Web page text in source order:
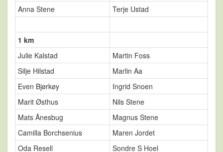
Anna Stene
Terje Ustad
1 km
Julie Kalstad
Martin Foss
Silje Hilstad
Marlin Aa
Even Bjørkøy
Ingrid Snoen
Marit Østhus
Nils Stene
Mats Ånesbug
Magnus Stene
Camilla Borchsenius
Maren Jordet
Oda Resell
Sondre S Hoel